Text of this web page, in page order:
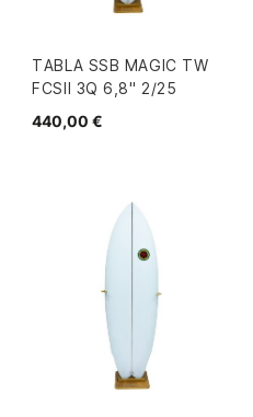
TABLA SSB MAGIC TW
FCSII 3Q 6,8" 2/25
440,00 €